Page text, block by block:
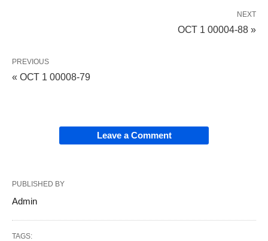
NEXT
ОСТ 1 00004-88 »
PREVIOUS
« ОСТ 1 00008-79
Leave a Comment
PUBLISHED BY
Admin
TAGS: